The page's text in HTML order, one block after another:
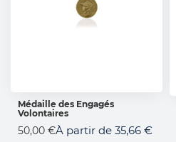
AJOUTER AU PANIER
Médaille des Engagés
Volontaires
50,00 €À partir de 35,66 €